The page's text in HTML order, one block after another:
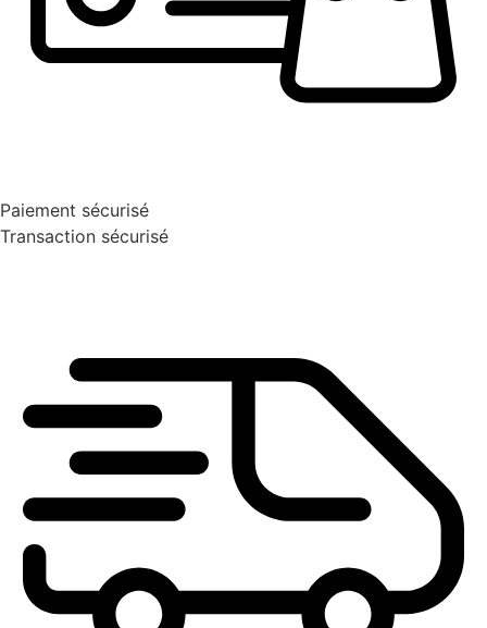
Paiement sécurisé
Transaction sécurisé